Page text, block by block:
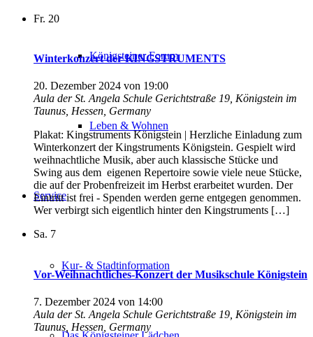
Königsteiner Forum
Leben & Wohnen
Service
Kur- & Stadtinformation
Fr. 20
Winterkonzert der KINGSTRUMENTS
20. Dezember 2024 von 19:00
Aula der St. Angela Schule Gerichtstraße 19, Königstein im
Taunus, Hessen, Germany
Plakat: Kingstruments Königstein | Herzliche Einladung zum
Winterkonzert der Kingstruments Königstein. Gespielt wird
weihnachtliche Musik, aber auch klassische Stücke und
Swing aus dem eigenen Repertoire sowie viele neue Stücke,
die auf der Probenfreizeit im Herbst erarbeitet wurden. Der
Eintritt ist frei - Spenden werden gerne entgegen genommen.
Wer verbirgt sich eigentlich hinter den Kingstruments […]
Sa. 7
Vor-Weihnachtliches-Konzert der Musikschule Königstein
7. Dezember 2024 von 14:00
Aula der St. Angela Schule Gerichtstraße 19, Königstein im
Taunus, Hessen, Germany